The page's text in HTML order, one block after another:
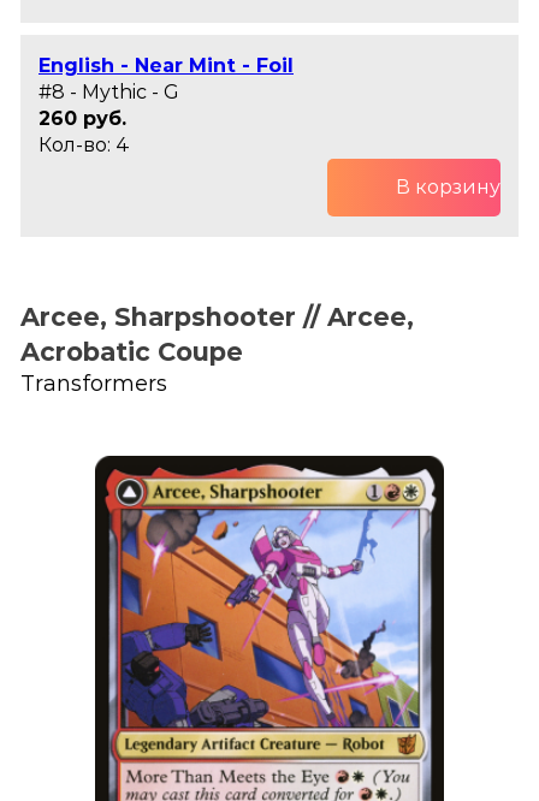
English - Near Mint - Foil
#8 - Mythic - G
260 руб.
Кол-во: 4
В корзину
Arcee, Sharpshooter // Arcee,
Acrobatic Coupe
Transformers